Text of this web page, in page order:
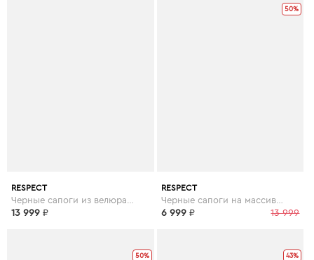
RESPECT
13 999 ₽
50%
RESPECT
Черные сапоги на массивной подошве
13 999
6 999 ₽
50% 43%